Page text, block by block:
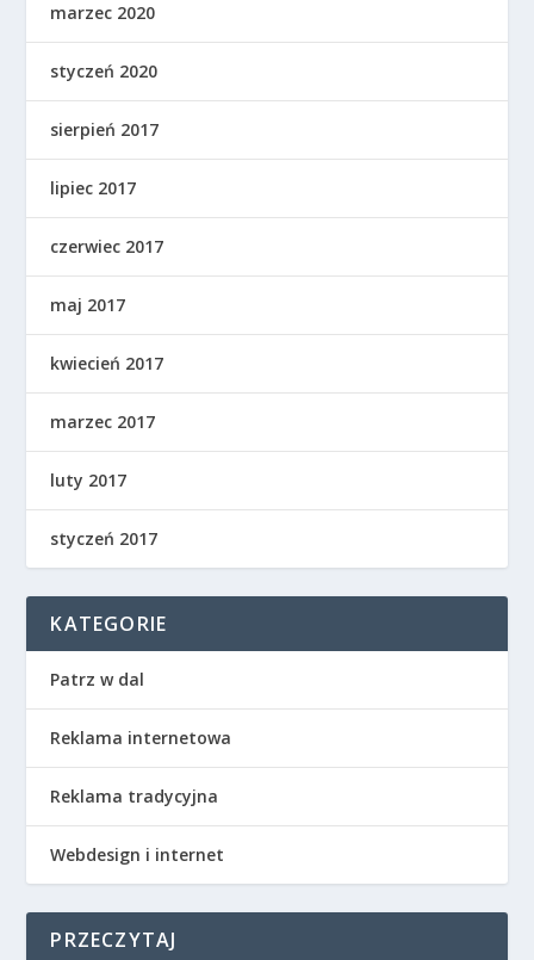
marzec 2020
styczeń 2020
sierpień 2017
lipiec 2017
czerwiec 2017
maj 2017
kwiecień 2017
marzec 2017
luty 2017
styczeń 2017
KATEGORIE
Patrz w dal
Reklama internetowa
Reklama tradycyjna
Webdesign i internet
PRZECZYTAJ